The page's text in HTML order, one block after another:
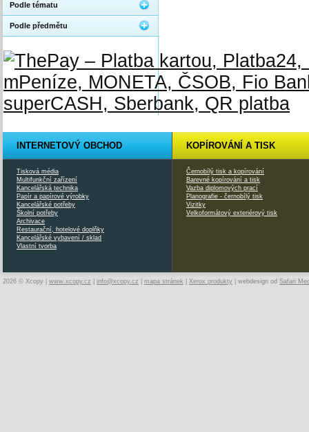
Podle tématu
Podle předmětu
INTERNETOVÝ OBCHOD
Tisková média
Multifunkční zařízení
Kancelářská technika
Papír a papírové výrobky
Kancelářské potřeby
Školní potřeby
Archivace
Restaurační, hotelové doplňky
Kancelářské vybavení / sklad
Vlastní tvorba
KOPÍROVÁNÍ A TISK
Černobílý tisk a kopírování
Barevné kopírování a tisk
Vazba diplomových prací
Planografie - černobílý tisk
Vizitky
Velkoformátový exteriérový tisk
2026 © Xcopy | www.xcopy.cz info@xcopy.cz mapa stránek Xerox produkty | webdesign od Safari